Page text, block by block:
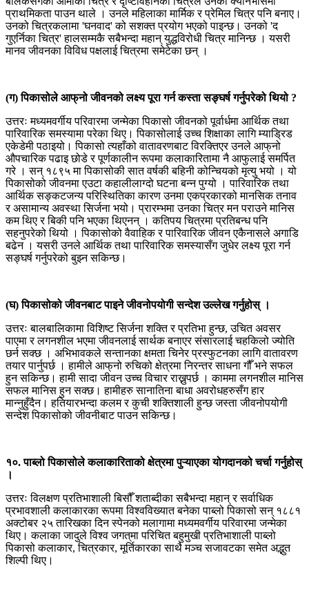
प्राथमिकता पाउन थाले । उनले महिलाका मार्मिक र प्रेमिल चित्र पनि बनाए।
उनको चित्रकलामा 'घनवाद' को सशक्त प्रयोग भएको पाइन्छ। उनको 'द
गुएर्निका चित्र' हालसम्मकै सबैभन्दा महान् युद्धविरोधी चित्र मानिन्छ । यसरी
मानव जीवनका विविध पक्षलाई चित्रमा समेटेका छन् ।
(ग) पिकासोले आफ्‌नो जीवनको लक्ष्य पूरा गर्न कस्ता सङ्घर्ष गर्नुपरेको थियो ?
उत्तरः मध्यमवर्गीय परिवारमा जन्मेका पिकासो जीवनको पूर्वार्धमा आर्थिक तथा
पारिवारिक समस्यामा परेका थिए। पिकासोलाई उच्च शिक्षाका लागि म्याड्रिड
एकेडेमी पठाइयो। पिकासो त्यहाँको वातावरणबाट विरक्तिएर उनले आफ्‌नो
औपचारिक पढाइ छोडे र पूर्णकालीन रूपमा कलाकारितामा नै आफुलाई समर्पित
गरे । सन् १८९५ मा पिकासोकी सात वर्षकी बहिनी कोन्चियको मृत्यु भयो । यो
पिकासोको जीवनमा एउटा कहालीलाग्दो घटना बन्न पुग्यो । पारिवारिक तथा
आर्थिक सङ्कटजन्य परिस्थितिका कारण उनमा एकप्रकारको मानसिक तनाव
र असामान्य अवस्था सिर्जना भयो। प्रारम्भमा उनका चित्र मन पराउने मानिस
कम थिए र बिकी पनि भएका थिएनन् । कतिपय चित्रमा प्रतिबन्ध पनि
सहनुपरेको थियो । पिकासोको वैवाहिक र पारिवारिक जीवन एकैनासले अगाडि
बढेन । यसरी उनले आर्थिक तथा पारिवारिक समस्यासँग जुधेर लक्ष्य पूरा गर्न
सङ्घर्ष गर्नुपरेको बुझ्न सकिन्छ।
(घ) पिकासोको जीवनबाट पाइने जीवनोपयोगी सन्देश उल्लेख गर्नुहोस् ।
उत्तरः बालबालिकामा विशिष्ट सिर्जना शक्ति र प्रतिभा हुन्छ, उचित अवसर
पाएमा र लगनशील भएमा जीवनलाई सार्थक बनाएर संसारलाई चहकिलो ज्योति
छर्न सक्छ । अभिभावकले सन्तानका क्षमता चिनेर प्रस्फुटनका लागि वातावरण
तयार पार्नुपर्छ । हामीले आफ्‌नो रुचिको क्षेत्रमा निरन्तर साधना गौँ भने सफल
हुन सकिन्छ। हामी सादा जीवन उच्च विचार राख्नुपर्छ । काममा लगनशील मानिस
सफल मानिस हुन सक्छ। हामीहरु सानातिना बाधा अवरोधहरुसँग हार
मान्नुहुँदैन। हतियारभन्दा कलम र कुची शक्तिशाली हुन्छ जस्ता जीवनोपयोगी
सन्देश पिकासोको जीवनीबाट पाउन सकिन्छ।
१०. पाब्लो पिकासोले कलाकारिताको क्षेत्रमा पुऱ्याएका योगदानको चर्चा गर्नुहोस्
।
उत्तरः विलक्षण प्रतिभाशाली बिसौँ शताब्दीका सबैभन्दा महान् र सर्वाधिक
प्रभावशाली कलाकारका रूपमा विश्वविख्यात बनेका पाब्लो पिकासो सन् १८८१
अक्टोबर २५ तारिखका दिन स्पेनको मलागामा मध्यमवर्गीय परिवारमा जन्मेका
थिए। कलाका जादुले विश्व जगत्‌मा परिचित बहुमुखी प्रतिभाशाली पाब्लो
पिकासो कलाकार, चित्रकार, मूर्तिकारका साथै मञ्च सजावटका समेत अद्भुत
शिल्पी थिए।